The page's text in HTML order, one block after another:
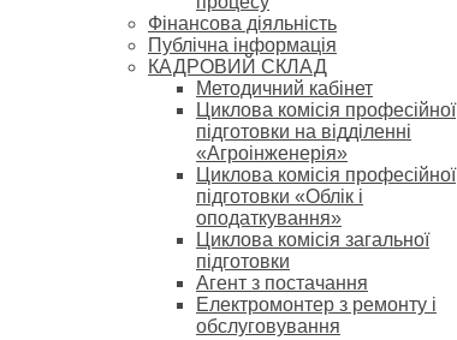
Фінансова діяльність
Публічна інформація
КАДРОВИЙ СКЛАД
Методичний кабінет
Циклова комісія професійної
підготовки на відділенні
«Агроінженерія»
Циклова комісія професійної
підготовки «Облік і
оподаткування»
Циклова комісія загальної
підготовки
Агент з постачання
Електромонтер з ремонту і
обслуговування